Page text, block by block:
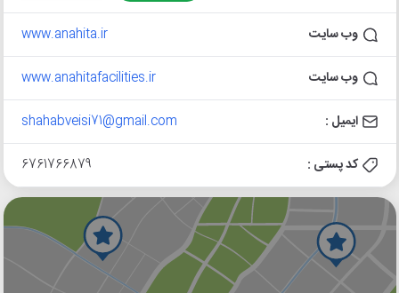
وب سایت www.anahita.ir
وب سایت www.anahitafacilities.ir
ایمیل : shahabveisi71@gmail.com
کد پستی : 6761766879